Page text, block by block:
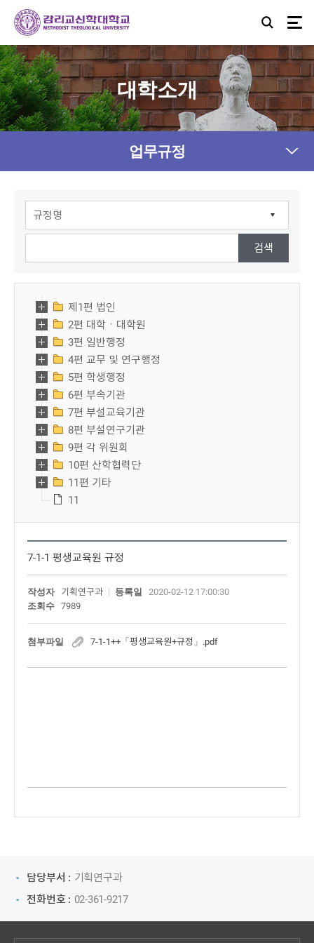
대학소개
업무규정
제1편 법인
2편 대학ㆍ대학원
3편 일반행정
4편 교무 및 연구행정
5편 학생행정
6편 부속기관
7편 부설교육기관
8편 부설연구기관
9편 각 위원회
10편 산학협력단
11편 기타
11
7-1-1 평생교육원 규정
작성자 기획연구과 등록일
2020-02-12 17:00:30
조회수
7989
첨부파일 7-1-1++「평생교육원+규정」.pdf
담당부서 : 기획연구과
전화번호 : 02-361-9217